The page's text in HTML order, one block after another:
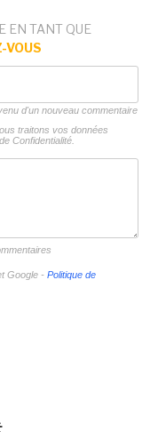
EN TANT QUE
VOUS
d'un nouveau commentaire
traitons vos données
Confidentialité.
Google - Politique de